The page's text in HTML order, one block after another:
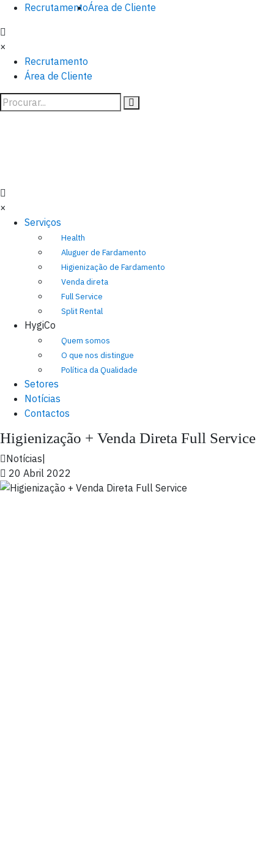
RecrutamentoÁrea de Cliente
×
Recrutamento
Área de Cliente
×
Serviços
Health
Aluguer de Fardamento
Higienização de Fardamento
Venda direta
Full Service
Split Rental
HygiCo
Quem somos
O que nos distingue
Política da Qualidade
Setores
Notícias
Contactos
Higienização + Venda Direta Full Service
Notícias
20 Abril 2022